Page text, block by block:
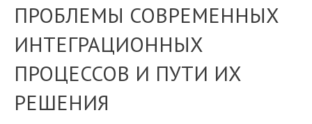
ПРОБЛЕМЫ СОВРЕМЕННЫХ
ИНТЕГРАЦИОННЫХ
ПРОЦЕССОВ И ПУТИ ИХ
РЕШЕНИЯ